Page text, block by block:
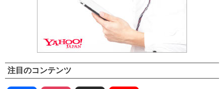
注目のコンテンツ